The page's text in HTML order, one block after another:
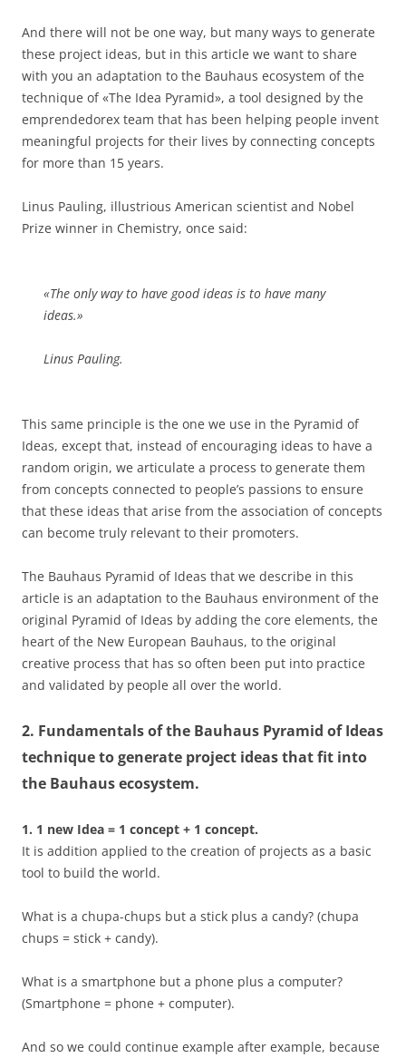
And there will not be one way, but many ways to generate
these project ideas, but in this article we want to share
with you an adaptation to the Bauhaus ecosystem of the
technique of «The Idea Pyramid», a tool designed by the
emprendedorex team that has been helping people invent
meaningful projects for their lives by connecting concepts
for more than 15 years.
Linus Pauling, illustrious American scientist and Nobel
Prize winner in Chemistry, once said:
«The only way to have good ideas is to have many
ideas.»
Linus Pauling.
This same principle is the one we use in the Pyramid of
Ideas, except that, instead of encouraging ideas to have a
random origin, we articulate a process to generate them
from concepts connected to people’s passions to ensure
that these ideas that arise from the association of concepts
can become truly relevant to their promoters.
The Bauhaus Pyramid of Ideas that we describe in this
article is an adaptation to the Bauhaus environment of the
original Pyramid of Ideas by adding the core elements, the
heart of the New European Bauhaus, to the original
creative process that has so often been put into practice
and validated by people all over the world.
2. Fundamentals of the Bauhaus Pyramid of Ideas
technique to generate project ideas that fit into
the Bauhaus ecosystem.
1. 1 new Idea = 1 concept + 1 concept.
It is addition applied to the creation of projects as a basic
tool to build the world.
What is a chupa-chups but a stick plus a candy? (chupa
chups = stick + candy).
What is a smartphone but a phone plus a computer?
(Smartphone = phone + computer).
And so we could continue example after example, because